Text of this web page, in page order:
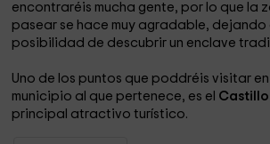
encontraréis mucha gente, por lo que la
pasear se hace muy agradable, dejando
posibilidad de descubrir un enclave
Uno de los puntos que poddréis visitar en
municipio al que pertenece, es el
principal atractivo turístico.